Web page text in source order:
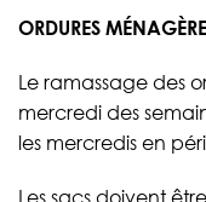
ORDURES
Le ramassage des
mercredi des
les mercredis en